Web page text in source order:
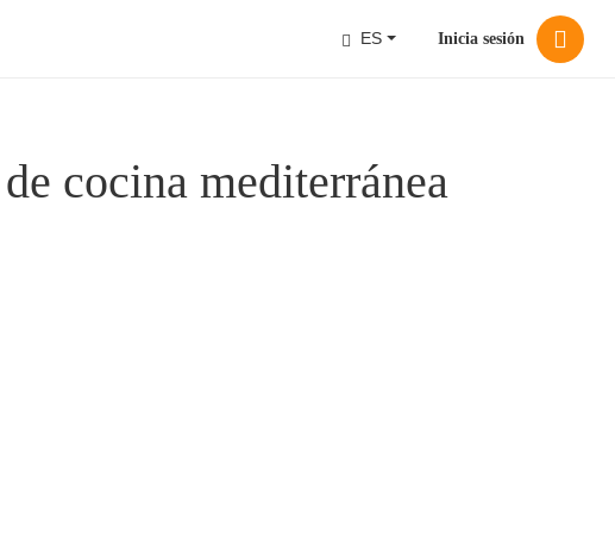
ES Inicia sesión
cocina mediterránea